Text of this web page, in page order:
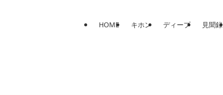
HOME キホン ディープ 見聞録